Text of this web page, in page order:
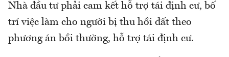
Nhà đầu tư phải cam kết hỗ trợ tái định cư, bố
trí việc làm cho người bị thu hồi đất theo
phương án bồi thường, hỗ trợ tái định cư.